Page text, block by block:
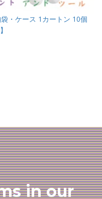
・ケース 1カートン 10個
in our